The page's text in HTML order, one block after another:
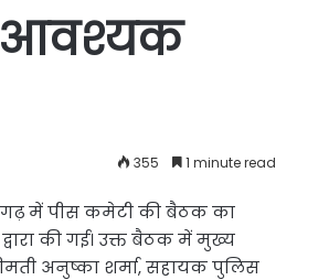
आवश्यक
355 1 minute read
में पीस कमेटी की बैठक का
की गई। उक्त बैठक में मुख्य
अनुष्का शर्मा, सहायक पुलिस